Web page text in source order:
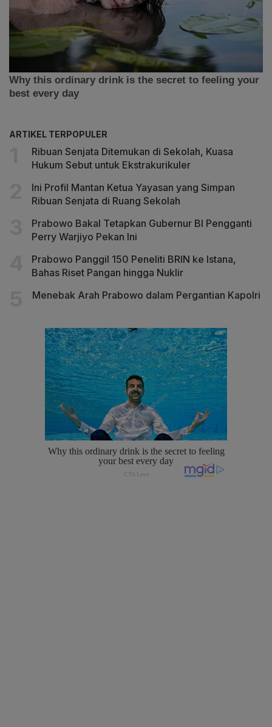
ARTIKEL TERPOPULER
Ribuan Senjata Ditemukan di Sekolah, Kuasa
Hukum Sebut untuk Ekstrakurikuler
Ini Profil Mantan Ketua Yayasan yang Simpan
Ribuan Senjata di Ruang Sekolah
Prabowo Bakal Tetapkan Gubernur BI Pengganti
Perry Warjiyo Pekan Ini
Prabowo Panggil 150 Peneliti BRIN ke Istana,
Bahas Riset Pangan hingga Nuklir
Menebak Arah Prabowo dalam Pergantian Kapolri